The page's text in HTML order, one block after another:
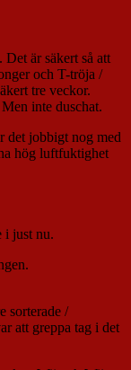
är säkert så att
och T-tröja /
tre veckor.
inte duschat.
det jobbigt nog med
hög luftfuktighet
i just nu.
sorterade /
att greppa tag i det